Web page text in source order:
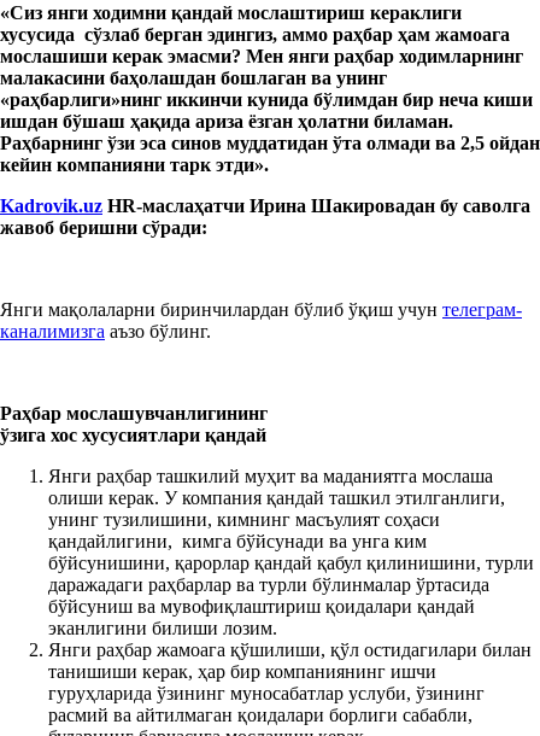
«Сиз янги ходимни қандай мослаштириш кераклиги
хусусида сўзлаб берган эдингиз, аммо раҳбар ҳам жамоага
мослашиши керак эмасми? Мен янги раҳбар ходимларнинг
малакасини баҳолашдан бошлаган ва унинг
«раҳбарлиги»нинг иккинчи кунида бўлимдан бир неча киши
ишдан бўшаш ҳақида ариза ёзган ҳолатни биламан.
Раҳбарнинг ўзи эса синов муддатидан ўта олмади ва 2,5 ойдан
кейин компанияни тарк этди».
Kadrovik.uz HR-маслаҳатчи Иринa Шакировадан бу саволга
жавоб беришни сўради:
Янги мақолаларни биринчилардан бўлиб ўқиш учун телеграм-
каналимизга аъзо бўлинг.
Раҳбар мослашувчанлигининг
ўзига хос хусусиятлари қандай
Янги раҳбар ташкилий муҳит ва маданиятга мослаша
олиши керак. У компания қандай ташкил этилганлиги,
унинг тузилишини, кимнинг масъулият соҳаси
қандайлигини, кимга бўйсунади ва унга ким
бўйсунишини, қарорлар қандай қабул қилинишини, турли
даражадаги раҳбарлар ва турли бўлинмалар ўртасида
бўйсуниш ва мувофиқлаштириш қоидалари қандай
эканлигини билиши лозим.
Янги раҳбар жамоага қўшилиши, қўл остидагилари билан
танишиши керак, ҳар бир компаниянинг ишчи
гуруҳларида ўзининг муносабатлар услуби, ўзининг
расмий ва айтилмаган қоидалари борлиги сабабли,